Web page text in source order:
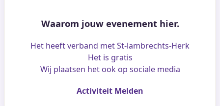
Waarom jouw evenement hier.
Het heeft verband met St-lambrechts-Herk
Het is gratis
Wij plaatsen het ook op sociale media
Activiteit Melden